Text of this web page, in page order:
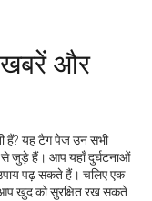
खबरें और
हैं? यह टैग पेज उन सभी
से जुड़े हैं। आप यहाँ दुर्घटनाओं
पढ़ सकते हैं। चलिए एक
खुद को सुरक्षित रख सकते